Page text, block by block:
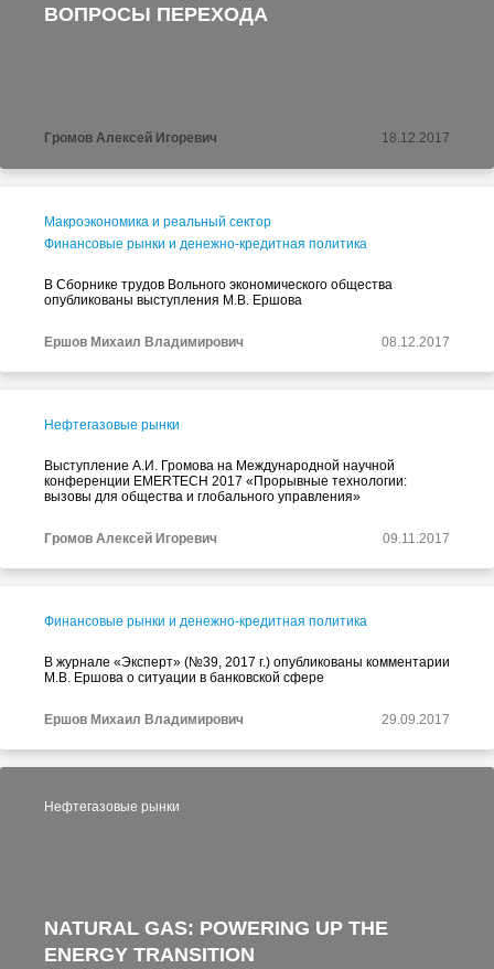
ВОПРОСЫ ПЕРЕХОДА
Громов Алексей Игоревич 18.12.2017
Макроэкономика и реальный сектор
Финансовые рынки и денежно-кредитная политика
В Сборнике трудов Вольного экономического общества
опубликованы выступления М.В. Ершова
Ершов Михаил Владимирович 08.12.2017
Нефтегазовые рынки
Выступление А.И. Громова на Международной научной
конференции EMERTECH 2017 «Прорывные технологии:
вызовы для общества и глобального управления»
Громов Алексей Игоревич 09.11.2017
Финансовые рынки и денежно-кредитная политика
В журнале «Эксперт» (№39, 2017 г.) опубликованы комментарии
М.В. Ершова о ситуации в банковской сфере
Ершов Михаил Владимирович 29.09.2017
Нефтегазовые рынки
NATURAL GAS: POWERING UP THE
ENERGY TRANSITION